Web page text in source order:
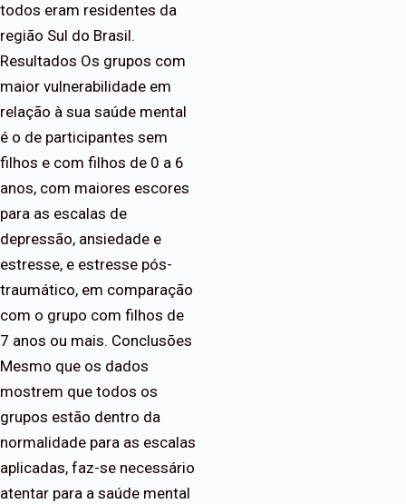
todos eram residentes da
região Sul do Brasil.
Resultados Os grupos com
maior vulnerabilidade em
relação à sua saúde mental
é o de participantes sem
filhos e com filhos de 0 a 6
anos, com maiores escores
para as escalas de
depressão, ansiedade e
estresse, e estresse pós-
traumático, em comparação
com o grupo com filhos de
7 anos ou mais. Conclusões
Mesmo que os dados
mostrem que todos os
grupos estão dentro da
normalidade para as escalas
aplicadas, faz-se necessário
atentar para a saúde mental